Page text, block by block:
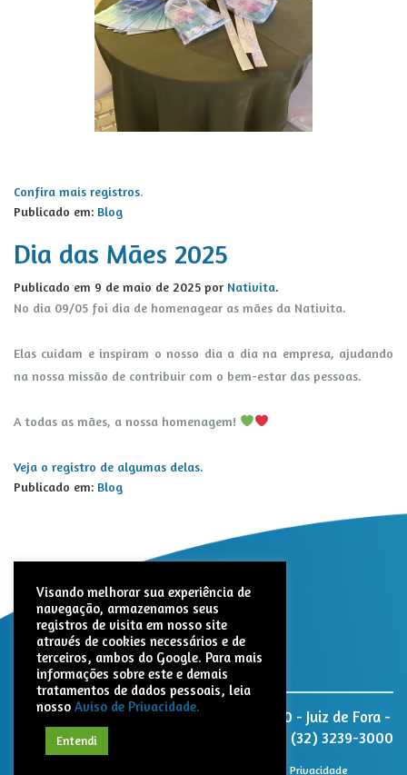
Confira mais registros.
Publicado em: Blog
Dia das Mães 2025
Publicado em 9 de maio de 2025 por Nativita.
No dia 09/05 foi dia de homenagear as mães da Nativita.
Elas cuidam e inspiram o nosso dia a dia na empresa, ajudando
na nossa missão de contribuir com o bem-estar das pessoas.
A todas as mães, a nossa homenagem!
Veja o registro de algumas delas.
Publicado em: Blog
Nativita Farmacêutica. Rua Paracatu, 1320 - Juiz de Fora -
MG - CEP: 36047-040
(32) 3239-3000
Aviso de Privacidade
Visando melhorar sua experiência de
navegação, armazenamos seus
registros de visita em nosso site
através de cookies necessários e de
terceiros, ambos do Google. Para mais
informações sobre este e demais
tratamentos de dados pessoais, leia
nosso Aviso de Privacidade.
Entendi